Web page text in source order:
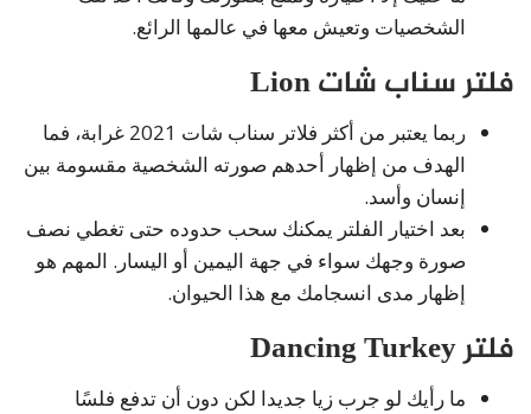
الشخصيات وتعيش معها في عالمها الرائع.
فلتر سناب شات Lion
ربما يعتبر من أكثر فلاتر سناب شات 2021 غرابة، فما
الهدف من إظهار أحدهم صورته الشخصية مقسومة بين
إنسان وأسد.
بعد اختيار الفلتر يمكنك سحب حدوده حتى تغطي نصف
صورة وجهك سواء في جهة اليمين أو اليسار. المهم هو
إظهار مدى انسجامك مع هذا الحيوان.
فلتر Dancing Turkey
ما رأيك لو جرب زيا جديدا لكن دون أن تدفع فلسًا